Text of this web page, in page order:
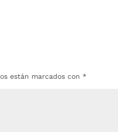
están marcados con *